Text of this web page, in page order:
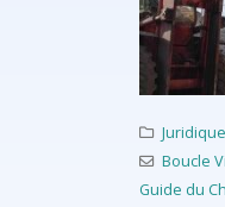
Juridique
Boucle
Guide du